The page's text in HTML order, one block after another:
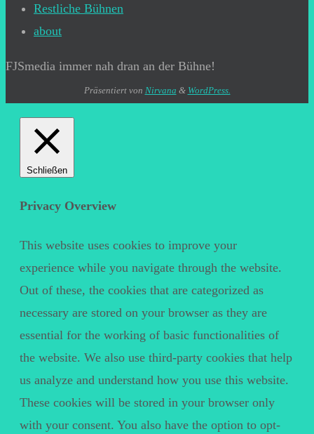
Restliche Bühnen
about
FJSmedia immer nah dran an der Bühne!
Präsentiert von Nirvana & WordPress.
Schließen
Privacy Overview
This website uses cookies to improve your
experience while you navigate through the website.
Out of these, the cookies that are categorized as
necessary are stored on your browser as they are
essential for the working of basic functionalities of
the website. We also use third-party cookies that help
us analyze and understand how you use this website.
These cookies will be stored in your browser only
with your consent. You also have the option to opt-